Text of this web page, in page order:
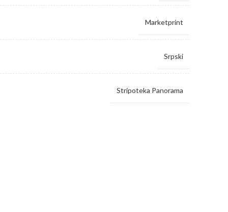
Marketprint
Srpski
Stripoteka Panorama